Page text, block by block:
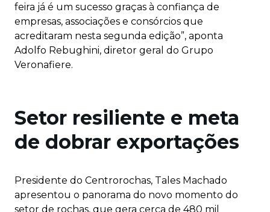
feira já é um sucesso graças à confiança de
empresas, associações e consórcios que
acreditaram nesta segunda edição”, aponta
Adolfo Rebughini, diretor geral do Grupo
Veronafiere.
Setor resiliente e meta
de dobrar exportações
Presidente do Centrorochas, Tales Machado
apresentou o panorama do novo momento do
setor de rochas, que gera cerca de 480 mil